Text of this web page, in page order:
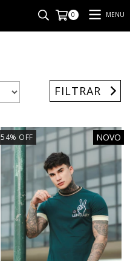
0 MENU
FILTRAR
54% OFF NOVO